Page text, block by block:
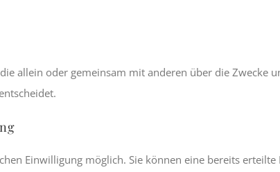
allein oder gemeinsam mit anderen über die Zwecke
Einwilligung möglich. Sie können eine bereits